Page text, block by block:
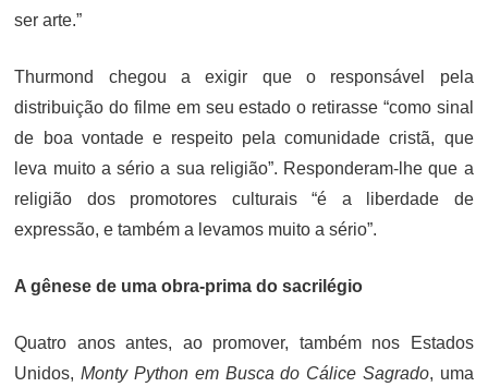
ser arte.”
Thurmond chegou a exigir que o responsável pela
distribuição do filme em seu estado o retirasse “como sinal
de boa vontade e respeito pela comunidade cristã, que
leva muito a sério a sua religião”. Responderam-lhe que a
religião dos promotores culturais “é a liberdade de
expressão, e também a levamos muito a sério”.
A gênese de uma obra-prima do sacrilégio
Quatro anos antes, ao promover, também nos Estados
Unidos,Monty Python em Busca do Cálice Sagrado, uma